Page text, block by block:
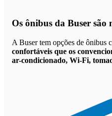
Os ônibus da Buser são
A Buser tem opções de ônibus
confortáveis que os
ar-condicionado, Wi-Fi,